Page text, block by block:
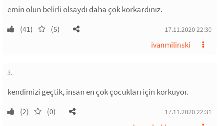
emin olun belirli olsaydı daha çok korkardınız.
(41) (5) 17.11.2020 22:30
ivanmilinski
3.
kendimizi geçtik, insan en çok çocukları için korkuyor.
(2) (0) 17.11.2020 22:31